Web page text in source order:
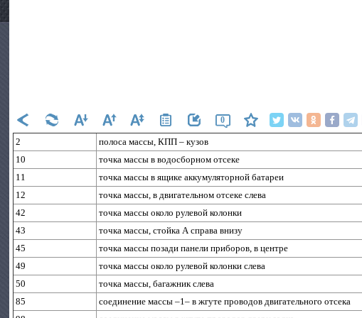
0
2
полоса массы, КПП – кузов
10
точка массы в водосборном отсеке
11
точка массы в ящике аккумуляторной батареи
12
точка массы, в двигательном отсеке слева
42
точка массы около рулевой колонки
43
точка массы, стойка А справа внизу
45
точка массы позади панели приборов, в центре
49
точка массы около рулевой колонки слева
50
точка массы, багажник слева
85
соединение массы –1– в жгуте проводов двигательного отсека